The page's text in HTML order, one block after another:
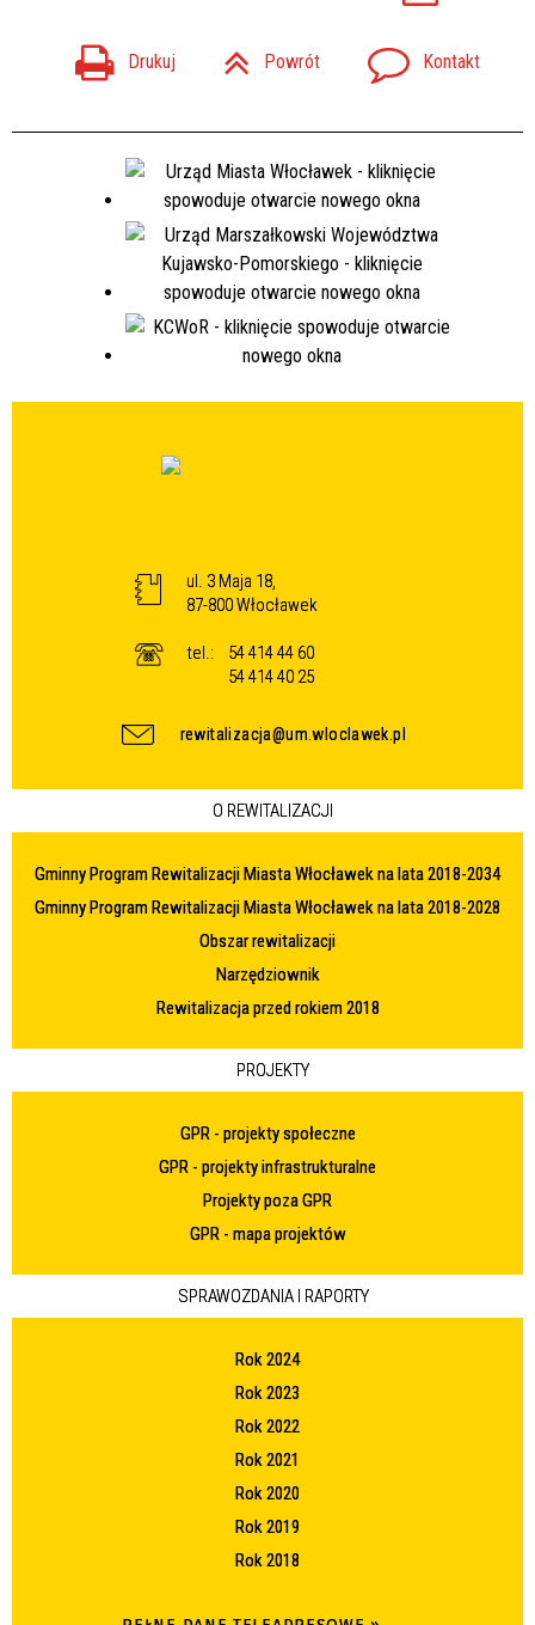
Drukuj Powrót Kontakt
ul. 3 Maja 18,
87-800 Włocławek
tel.:
54 414 44 60
54 414 40 25
rewitalizacja@um.wloclawek.pl
O REWITALIZACJI
Gminny Program Rewitalizacji Miasta Włocławek na lata 2018-2034
Gminny Program Rewitalizacji Miasta Włocławek na lata 2018-2028
Obszar rewitalizacji
Narzędziownik
Rewitalizacja przed rokiem 2018
PROJEKTY
GPR - projekty społeczne
GPR - projekty infrastrukturalne
Projekty poza GPR
GPR - mapa projektów
SPRAWOZDANIA I RAPORTY
Rok 2024
Rok 2023
Rok 2022
Rok 2021
Rok 2020
Rok 2019
Rok 2018